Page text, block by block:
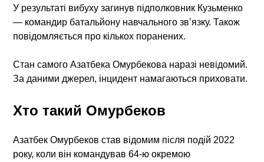
У результаті вибуху загинув підполковник Кузьменко
— командир батальйону навчального зв’язку. Також
повідомляється про кількох поранених.
Стан самого Азатбека Омурбекова наразі невідомий.
За даними джерел, інцидент намагаються приховати.
Хто такий Омурбеков
Азатбек Омурбеков став відомим після подій 2022
року, коли він командував 64-ю окремою